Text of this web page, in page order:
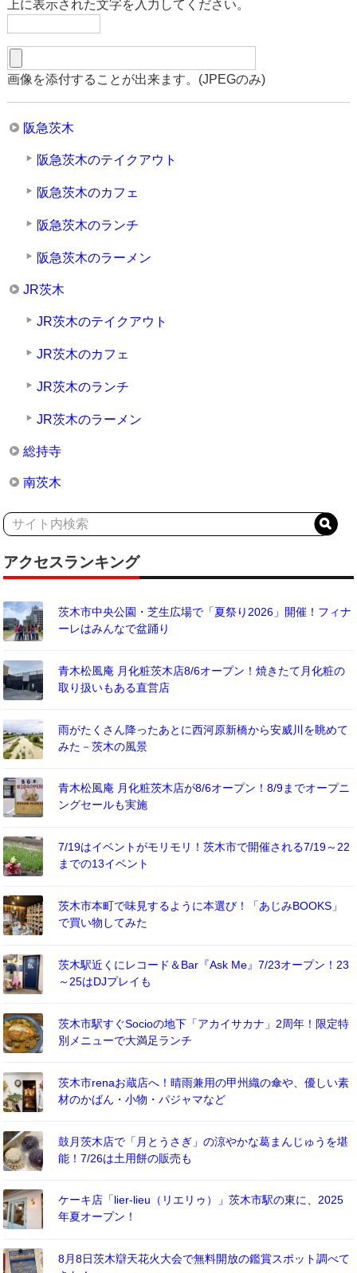
上に表示された文字を入力してください。
画像を添付することが出来ます。(JPEGのみ)
阪急茨木
阪急茨木のテイクアウト
阪急茨木のカフェ
阪急茨木のランチ
阪急茨木のラーメン
JR茨木
JR茨木のテイクアウト
JR茨木のカフェ
JR茨木のランチ
JR茨木のラーメン
総持寺
南茨木
アクセスランキング
茨木市中央公園・芝生広場で「夏祭り2026」開催！フィナ
ーレはみんなで盆踊り
青木松風庵 月化粧茨木店8/6オープン！焼きたて月化粧の
取り扱いもある直営店
雨がたくさん降ったあとに西河原新橋から安威川を眺めて
みた－茨木の風景
青木松風庵 月化粧茨木店が8/6オープン！8/9までオープニ
ングセールも実施
7/19はイベントがモリモリ！茨木市で開催される7/19～22
までの13イベント
茨木市本町で味見するように本選び！「あじみBOOKS」
で買い物してみた
茨木駅近くにレコード＆Bar『Ask Me』7/23オープン！23
～25はDJプレイも
茨木市駅すぐSocioの地下「アカイサカナ」2周年！限定特
別メニューで大満足ランチ
茨木市renaお蔵店へ！晴雨兼用の甲州織の傘や、優しい素
材のかばん・小物・パジャマなど
鼓月茨木店で「月とうさぎ」の涼やかな葛まんじゅうを堪
能！7/26は土用餅の販売も
ケーキ店「lier-lieu（リエリゥ）」茨木市駅の東に、2025
年夏オープン！
8月8日茨木辯天花火大会で無料開放の鑑賞スポット調べて